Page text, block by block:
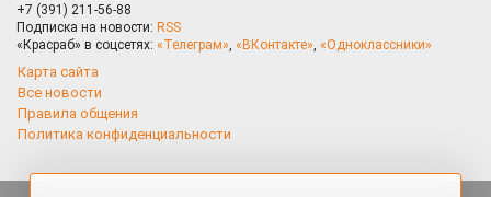
+7 (391) 211-56-88
Подписка на новости: RSS
«Красраб» в соцсетях: «Телеграм», «ВКонтакте», «Одноклассники»
Карта сайта
Все новости
Правила общения
Политика конфиденциальности